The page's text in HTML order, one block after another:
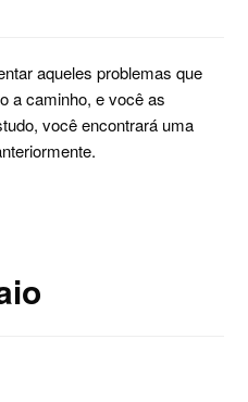
aqueles problemas que
a caminho, e você as
você encontrará uma